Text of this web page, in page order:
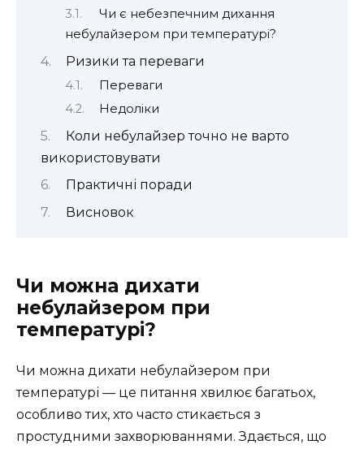
Чи є небезпечним дихання
небулайзером при температурі?
Ризики та переваги
Переваги
Недоліки
Коли небулайзер точно не варто
використовувати
Практичні поради
Висновок
Чи можна дихати
небулайзером при
температурі?
Чи можна дихати небулайзером при
температурі — це питання хвилює багатьох,
особливо тих, хто часто стикається з
простудними захворюваннями. Здається, що